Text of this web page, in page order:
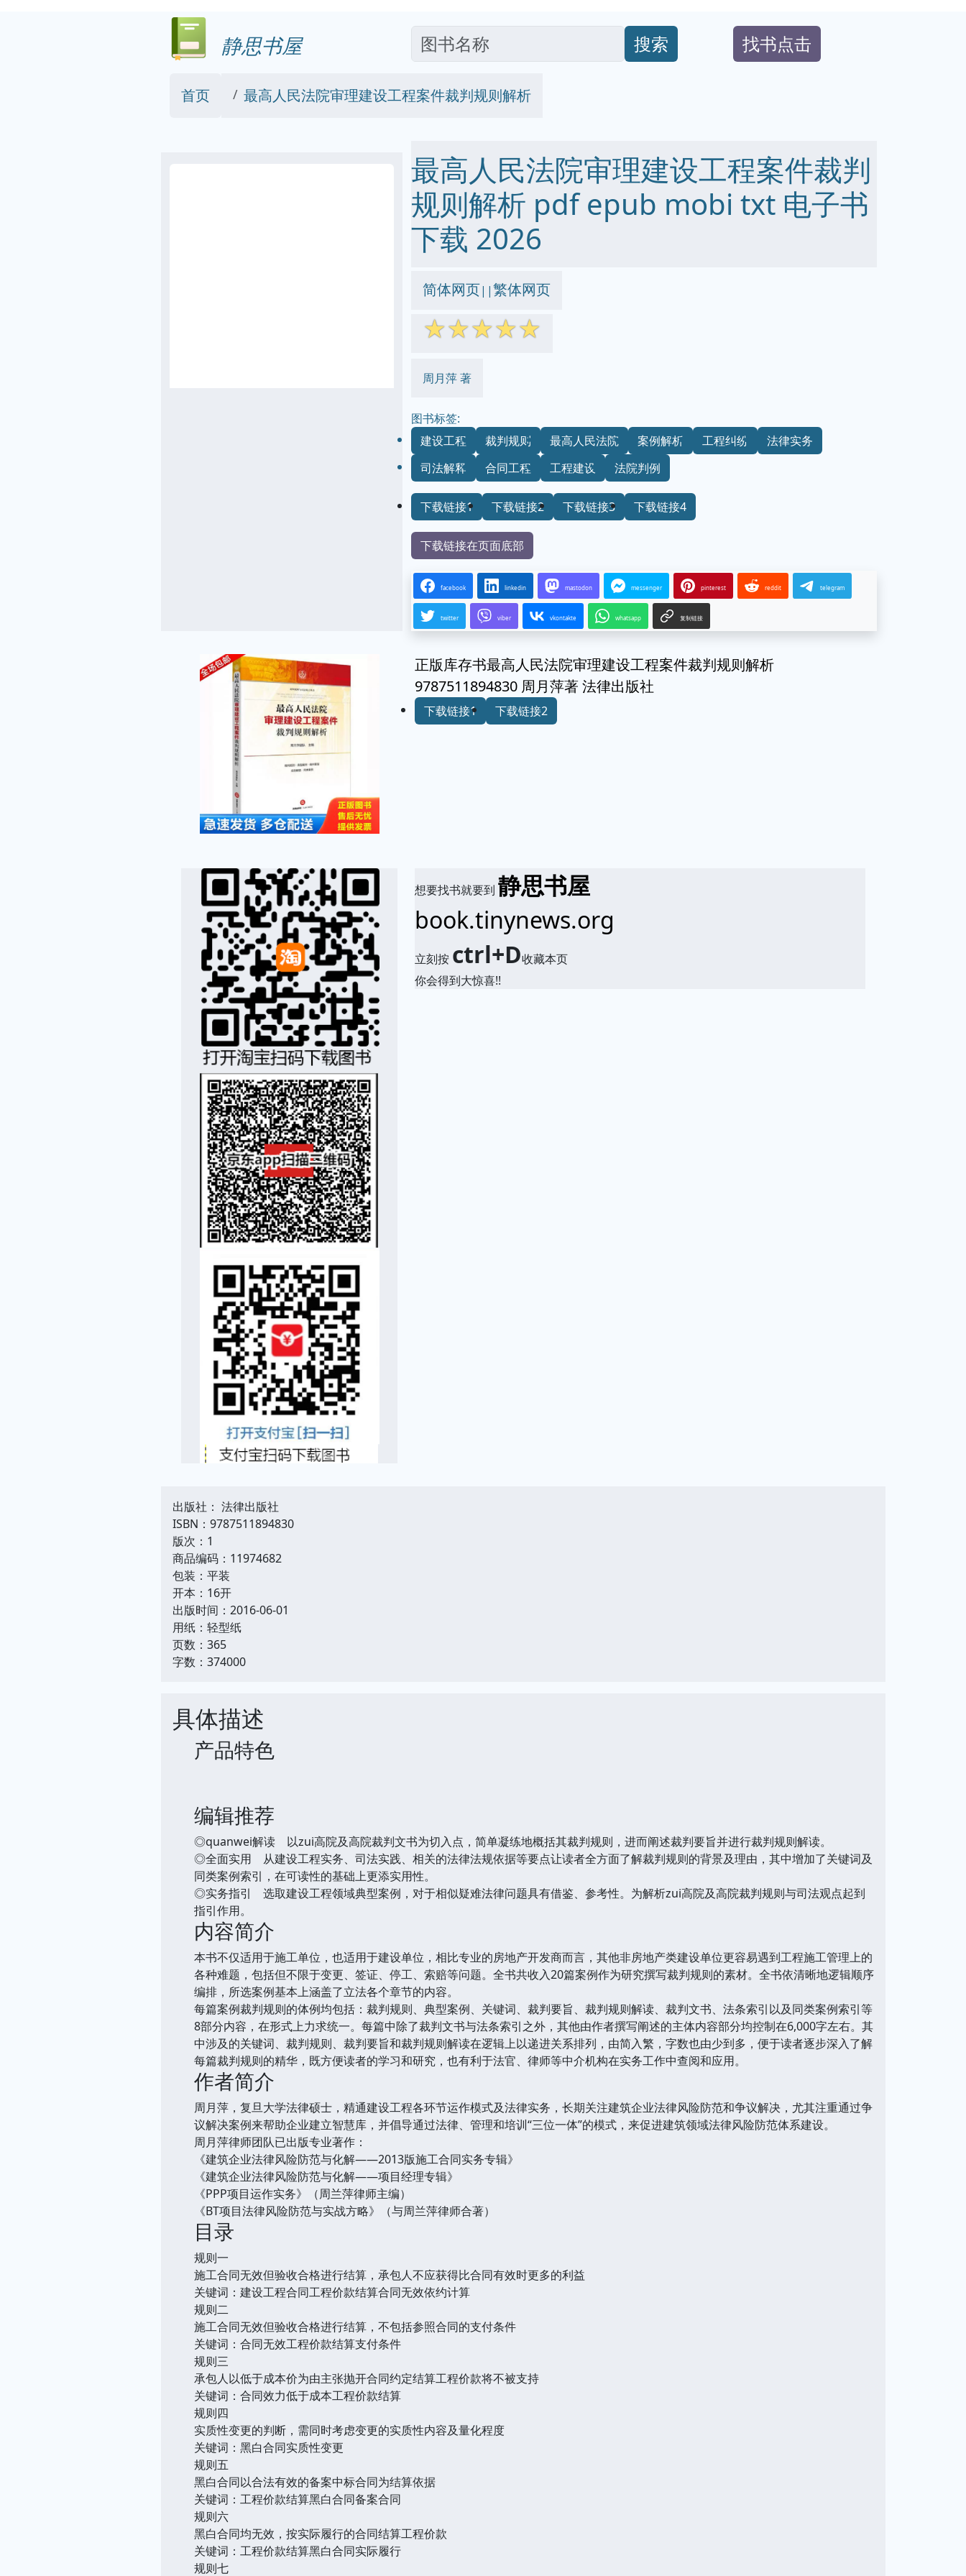
静思书屋 搜索 找书点击
首页 最高人民法院审理建设工程案件裁判规则解析
最高人民法院审理建设工程案件裁判
规则解析 pdf epub mobi txt 电子书
下载 2026
简体网页||繁体网页
☆☆☆☆☆
周月萍 著
图书标签:
建设工程
裁判规则 最高人民法院 案例解析 工程纠纷
法律实务
司法解释
合同工程 工程建设 法院判例
下载链接1 下载链接2 下载链接3 下载链接4
下载链接在页面底部
facebook linkedin mastodon messenger pinterest reddit telegram
twitter viber vkontakte whatsapp 复制链接
正版库存书最高人民法院审理建设工程案件裁判规则解析
9787511894830 周月萍著 法律出版社
下载链接1 下载链接2
想要找书就要到静思书屋
book.tinynews.org
立刻按 ctrl+D收藏本页
你会得到大惊喜!!
出版社： 法律出版社
ISBN：9787511894830
版次：1
商品编码：11974682
包装：平装
开本：16开
出版时间：2016-06-01
用纸：轻型纸
页数：365
字数：374000
具体描述
产品特色
编辑推荐
◎quanwei解读 以zui高院及高院裁判文书为切入点，简单凝练地概括其裁判规则，进而阐述裁判要旨并进行裁判规则解读。
◎全面实用 从建设工程实务、司法实践、相关的法律法规依据等要点让读者全方面了解裁判规则的背景及理由，其中增加了关键词及
同类案例索引，在可读性的基础上更添实用性。
◎实务指引 选取建设工程领域典型案例，对于相似疑难法律问题具有借鉴、参考性。为解析zui高院及高院裁判规则与司法观点起到
指引作用。
内容简介
本书不仅适用于施工单位，也适用于建设单位，相比专业的房地产开发商而言，其他非房地产类建设单位更容易遇到工程施工管理上的
各种难题，包括但不限于变更、签证、停工、索赔等问题。全书共收入20篇案例作为研究撰写裁判规则的素材。全书依清晰地逻辑顺序
编排，所选案例基本上涵盖了立法各个章节的内容。
每篇案例裁判规则的体例均包括：裁判规则、典型案例、关键词、裁判要旨、裁判规则解读、裁判文书、法条索引以及同类案例索引等
8部分内容，在形式上力求统一。每篇中除了裁判文书与法条索引之外，其他由作者撰写阐述的主体内容部分均控制在6,000字左右。其
中涉及的关键词、裁判规则、裁判要旨和裁判规则解读在逻辑上以递进关系排列，由简入繁，字数也由少到多，便于读者逐步深入了解
每篇裁判规则的精华，既方便读者的学习和研究，也有利于法官、律师等中介机构在实务工作中查阅和应用。
作者简介
周月萍，复旦大学法律硕士，精通建设工程各环节运作模式及法律实务，长期关注建筑企业法律风险防范和争议解决，尤其注重通过争
议解决案例来帮助企业建立智慧库，并倡导通过法律、管理和培训“三位一体”的模式，来促进建筑领域法律风险防范体系建设。
周月萍律师团队已出版专业著作：
《建筑企业法律风险防范与化解——2013版施工合同实务专辑》
《建筑企业法律风险防范与化解——项目经理专辑》
《PPP项目运作实务》（周兰萍律师主编）
《BT项目法律风险防范与实战方略》（与周兰萍律师合著）
目录
规则一
施工合同无效但验收合格进行结算，承包人不应获得比合同有效时更多的利益
关键词：建设工程合同工程价款结算合同无效依约计算
规则二
施工合同无效但验收合格进行结算，不包括参照合同的支付条件
关键词：合同无效工程价款结算支付条件
规则三
承包人以低于成本价为由主张抛开合同约定结算工程价款将不被支持
关键词：合同效力低于成本工程价款结算
规则四
实质性变更的判断，需同时考虑变更的实质性内容及量化程度
关键词：黑白合同实质性变更
规则五
黑白合同以合法有效的备案中标合同为结算依据
关键词：工程价款结算黑白合同备案合同
规则六
黑白合同均无效，按实际履行的合同结算工程价款
关键词：工程价款结算黑白合同实际履行
规则七